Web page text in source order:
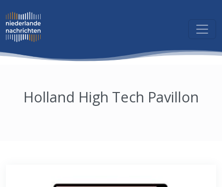
Holland High Tech Pavillon